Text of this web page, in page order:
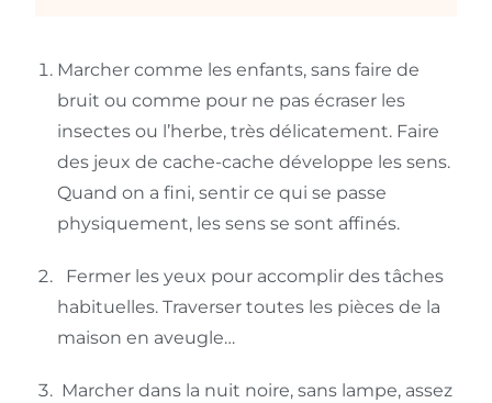
Marcher comme les enfants, sans faire de
bruit ou comme pour ne pas écraser les
insectes ou l’herbe, très délicatement. Faire
des jeux de cache-cache développe les sens.
Quand on a fini, sentir ce qui se passe
physiquement, les sens se sont affinés.
Fermer les yeux pour accomplir des tâches
habituelles. Traverser toutes les pièces de la
maison en aveugle…
Marcher dans la nuit noire, sans lampe, assez